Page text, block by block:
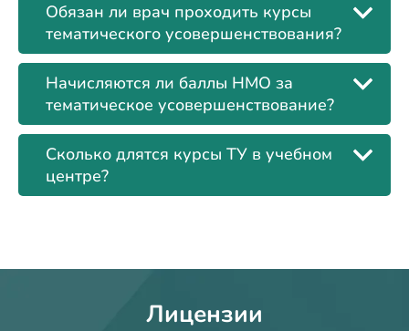
Обязан ли врач проходить курсы
тематического усовершенствования?
Начисляются ли баллы НМО за
тематическое усовершенствование?
Сколько длятся курсы ТУ в учебном
центре?
Лицензии